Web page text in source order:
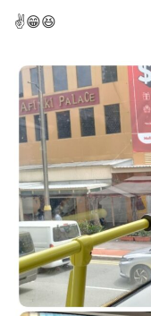
✌️😁😆